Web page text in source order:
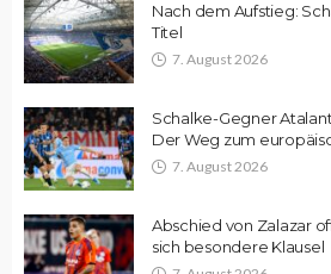
Nach dem Aufstieg:
Titel
7. August 2026
Schalke-Gegner
Der Weg zum
7. August 2026
Abschied von Zalazar
sich besondere Klausel